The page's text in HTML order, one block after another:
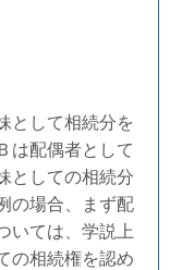
として相続分を
は配偶者として
としての相続分
の場合、まず配
いては、学説上
の相続権を認め